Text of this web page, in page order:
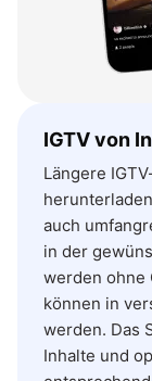
IGTV von
Längere
auch
in der
werden ohne
können in
werden. Das
Inhalte und